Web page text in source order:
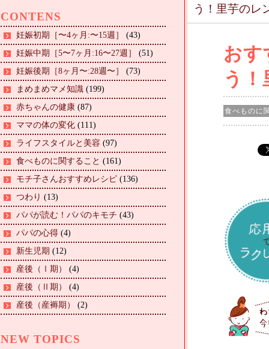
CONTENS
妊娠初期［〜4ヶ月:〜15週］
(43)
妊娠中期［5〜7ヶ月:16〜27週］
(51)
妊娠後期［8ヶ月〜:28週〜］
(73)
まめまめマメ知識 (199)
赤ちゃんの健康 (87)
ママの体の変化 (111)
ライフスタイルと美容 (97)
食べものに関すること (161)
モチ子さんおすすめレシピ (136)
つわり (13)
パパが読む！パパのキモチ (43)
パパの心得 (4)
新生児期 (12)
産後（Ⅰ期）
(4)
産後（Ⅱ期）
(4)
産後（産褥期）
(2)
NEW TOPICS
う！⾥芋のレ
おす
う
食べものに